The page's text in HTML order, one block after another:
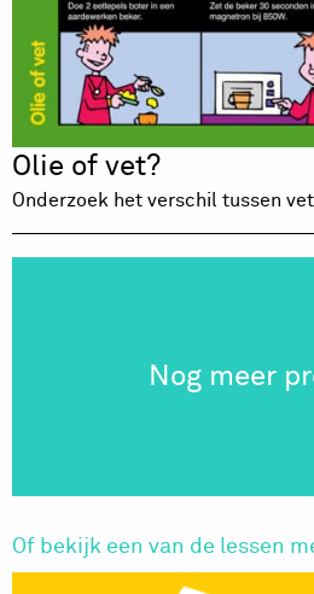
Olie of vet?
Onderzoek het verschil tussen vet
Nog meer
Of bekijk een van de lessen